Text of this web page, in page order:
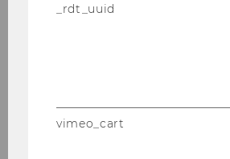
The De­part­ment of
Ope­ra­ti­ons puts a strong
and eco­no­mic and human
ons of the di­gi­tal eco­no­my.
da has re­cent­ly been
foun­ding of the WU Re­se­arch
_rdt_uuid
vimeo_cart